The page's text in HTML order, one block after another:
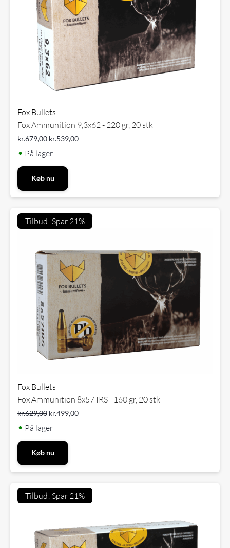
Fox Bullets
Fox Ammunition 9,3x62 - 220 gr, 20 stk
kr.679,00 kr.539,00
• På lager
Køb nu
Tilbud! Spar 21%
Fox Bullets
Fox Ammunition 8x57 IRS - 160 gr, 20 stk
kr.629,00 kr.499,00
• På lager
Køb nu
Tilbud! Spar 21%